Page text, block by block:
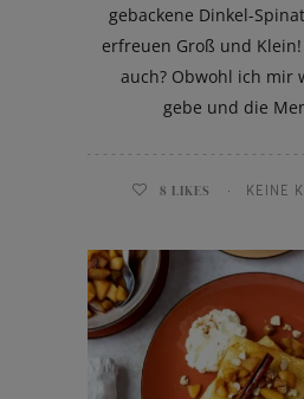
gebackene Dinkel-
erfreuen Groß und
auch? Obwohl ich mir
gebe und die
8 LIKES KEINE